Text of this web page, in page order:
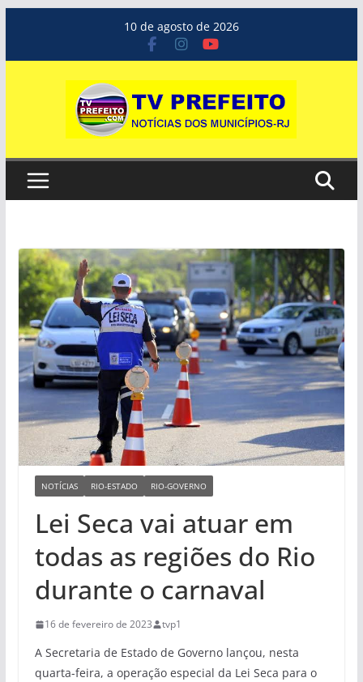
o
10 de agosto de 2026
NOTÍCIAS RIO-ESTADO RIO-GOVERNO
Lei Seca vai atuar em
todas as regiões do Rio
durante o carnaval
16 de fevereiro de 2023 tvp1
A Secretaria de Estado de Governo lançou, nesta
quarta-feira, a operação especial da Lei Seca para o